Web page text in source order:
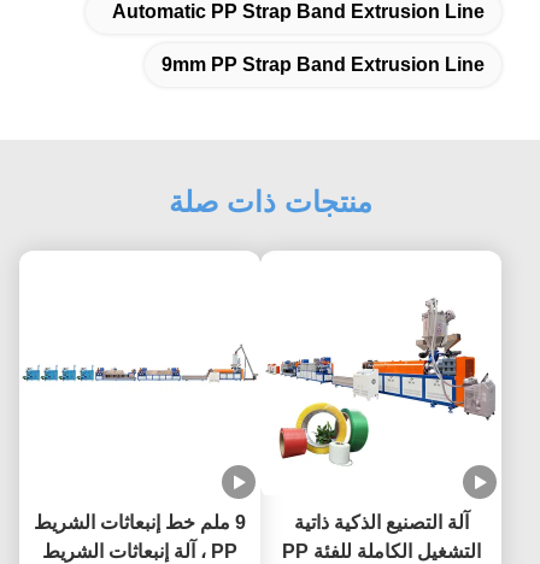
Automatic PP Strap Band Extrusion Line
9mm PP Strap Band Extrusion Line
منتجات ذات صلة
آلة التصنيع الذكية ذاتية
التشغيل الكاملة للفئة PP
9 ملم خط إنبعاثات الشريط
PP ، آلة إنبعاثات الشريط